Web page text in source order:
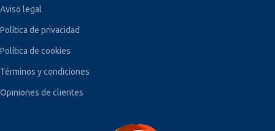
Aviso legal
Política de privacidad
Política de cookies
Términos y condiciones
Opiniones de clientes